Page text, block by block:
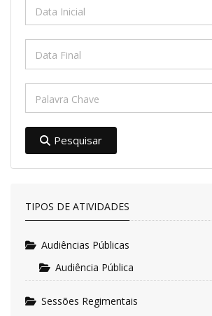
Pesquisar
TIPOS DE ATIVIDADES
Audiências Públicas
Audiência Pública
Sessões Regimentais